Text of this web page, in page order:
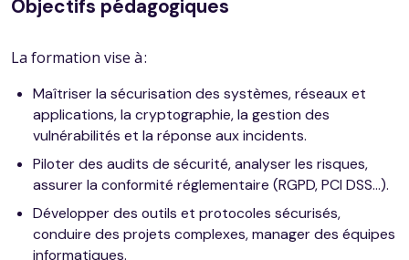
Objectifs pédagogiques
La formation vise à :
Maîtriser la sécurisation des systèmes, réseaux et
applications, la cryptographie, la gestion des
vulnérabilités et la réponse aux incidents.
Piloter des audits de sécurité, analyser les risques,
assurer la conformité réglementaire (RGPD, PCI DSS...).
Développer des outils et protocoles sécurisés,
conduire des projets complexes, manager des équipes
informatiques.